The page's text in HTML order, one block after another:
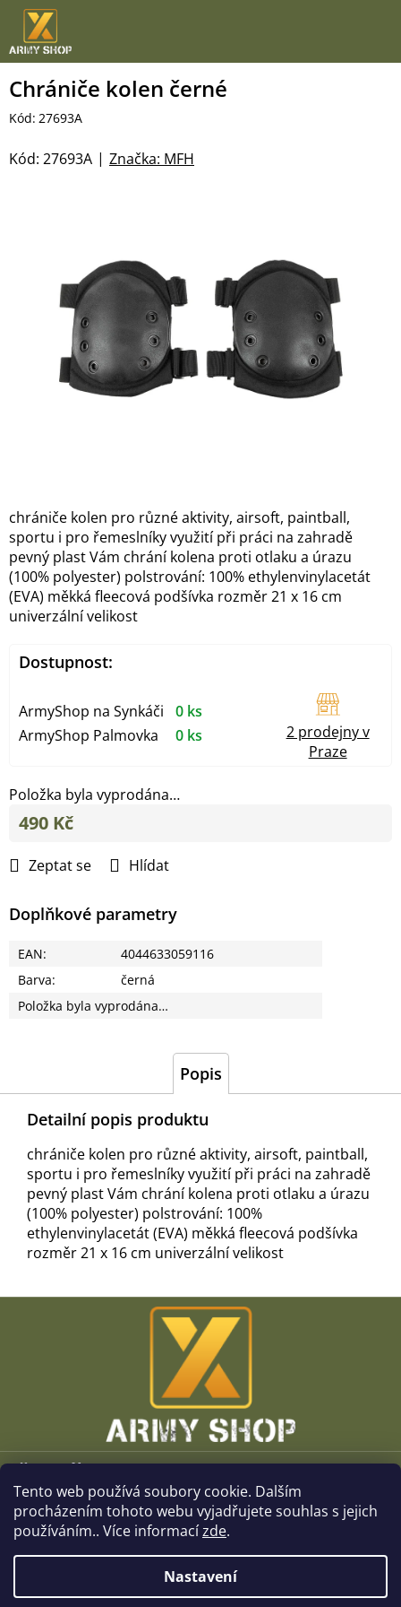
Tento web používá soubory cookie. Dalším
procházením tohoto webu vyjadřujete souhlas s jejich
používáním.. Více informacízde.
Nastavení
Přejít
obsah
Chrániče kolen černé
Kód: 27693A
Značka: MFH
Kód: 27693A
Položka byla vyprodána…
chrániče kolen pro různé aktivity, airsoft, paintball,
sportu i pro řemeslníky využití při práci na zahradě
pevný plast Vám chrání kolena proti otlaku a úrazu
(100% polyester) polstrování: 100% ethylenvinylacetát
(EVA) měkká fleecová podšívka rozměr 21 x 16 cm
univerzální velikost
Zeptat se Hlídat
Doplňkové parametry
EAN:
4044633059116
Barva:
černá
Položka byla vyprodána…
490 Kč
cena:
Dostupnost:
ArmyShop na Synkáči
0 ks
ArmyShop Palmovka
0 ks
2 prodejny v
Praze
Popis
Detailní popis produktu
chrániče kolen pro různé aktivity, airsoft, paintball,
sportu i pro řemeslníky využití při práci na zahradě
pevný plast Vám chrání kolena proti otlaku a úrazu
(100% polyester) polstrování: 100%
ethylenvinylacetát (EVA) měkká fleecová podšívka
rozměr 21 x 16 cm univerzální velikost
Z
Vše o nákupu
O společnosti
Kamenné prodejny
Kontakt